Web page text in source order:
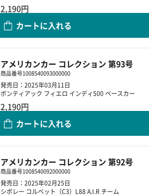
2,190円
カートに入れる
アメリカンカー コレクション 第93号
商品番号1008540093000000
発売日：2025年03月11日
ボンティアック フィエロ インディ500 ペースカー
2,190円
カートに入れる
アメリカンカー コレクション 第92号
商品番号1008540092000000
発売日：2025年02月25日
シボレー コルベット（C3）L88 A.I.R チーム